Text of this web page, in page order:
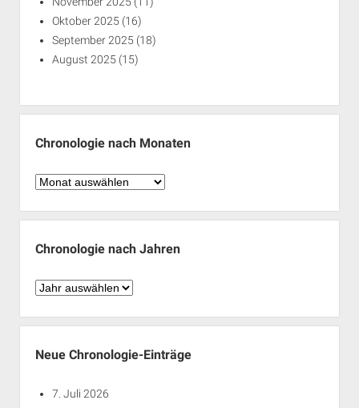
Oktober 2025 (16)
September 2025 (18)
August 2025 (15)
Chronologie nach Monaten
Chronologie
Monaten
Chronologie nach Jahren
Chronologie
Jahren
Neue Chronologie-Einträge
7. Juli 2026